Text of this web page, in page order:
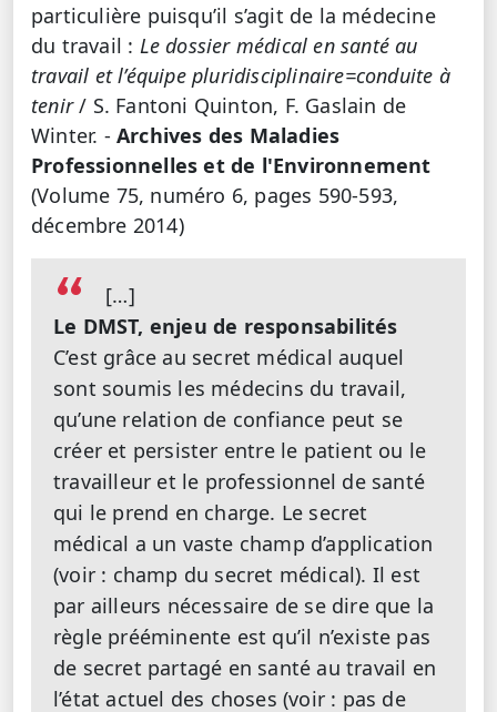
particulière puisqu’il s’agit de la médecine
du travail : Le dossier médical en santé au
travail et l’équipe pluridisciplinaire=conduite à
tenir/ S. Fantoni Quinton, F. Gaslain de
Winter. - Archives des Maladies
Professionnelles et de l'Environnement
(Volume 75, numéro 6, pages 590-593,
décembre 2014)
[…]
Le DMST, enjeu de responsabilités
C’est grâce au secret médical auquel
sont soumis les médecins du travail,
qu’une relation de confiance peut se
créer et persister entre le patient ou le
travailleur et le professionnel de santé
qui le prend en charge. Le secret
médical a un vaste champ d’application
(voir : champ du secret médical). Il est
par ailleurs nécessaire de se dire que la
règle prééminente est qu’il n’existe pas
de secret partagé en santé au travail en
l’état actuel des choses (voir : pas de